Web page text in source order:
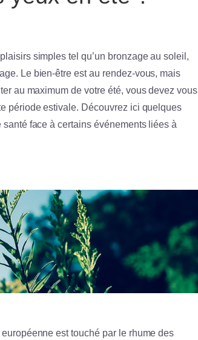
simples tel qu’un bronzage au soleil,
Le bien-être est au rendez-vous, mais
au maximum de votre été, vous devez vous
période estivale. Découvrez ici quelques
face à certains événements liées à
est touché par le rhume des